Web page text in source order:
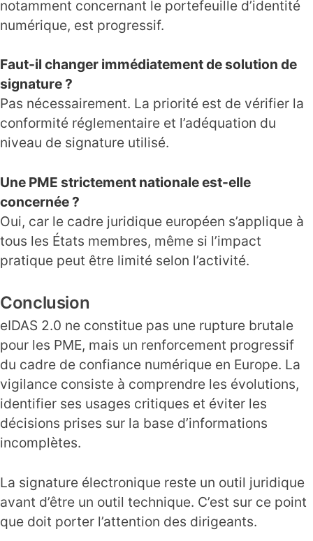
notamment concernant le portefeuille d’identité
numérique, est progressif.
Faut-il changer immédiatement de solution de
signature ?
Pas nécessairement. La priorité est de vérifier la
conformité réglementaire et l’adéquation du
niveau de signature utilisé.
Une PME strictement nationale est-elle
concernée ?
Oui, car le cadre juridique européen s’applique à
tous les États membres, même si l’impact
pratique peut être limité selon l’activité.
Conclusion
eIDAS 2.0 ne constitue pas une rupture brutale
pour les PME, mais un renforcement progressif
du cadre de confiance numérique en Europe. La
vigilance consiste à comprendre les évolutions,
identifier ses usages critiques et éviter les
décisions prises sur la base d’informations
incomplètes.
La signature électronique reste un outil juridique
avant d’être un outil technique. C’est sur ce point
que doit porter l’attention des dirigeants.